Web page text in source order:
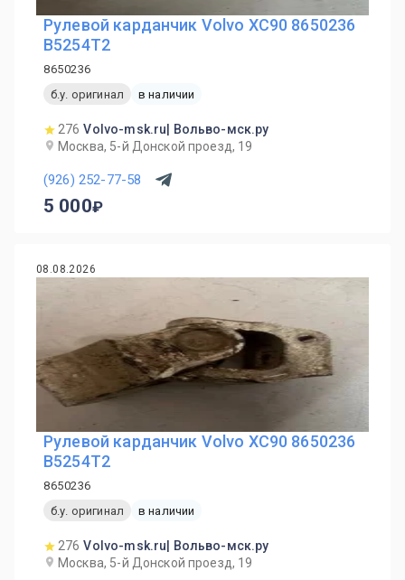
Рулевой карданчик Volvo XC90 8650236
B5254T2
8650236
б.у. оригинал
в наличии
276 Volvo-msk.ru| Вольво-мск.ру
Москва, 5-й Донской проезд, 19
(926) 252-77-58
5 000
08.08.2026
Рулевой карданчик Volvo XC90 8650236
B5254T2
8650236
б.у. оригинал
в наличии
276 Volvo-msk.ru| Вольво-мск.ру
Москва, 5-й Донской проезд, 19